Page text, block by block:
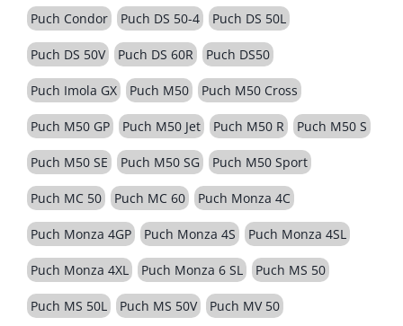
Puch Condor Puch DS 50-4 Puch DS 50L
Puch DS 50V Puch DS 60R Puch DS50
Puch Imola GX Puch M50 Puch M50 Cross
Puch M50 GP Puch M50 Jet Puch M50 R Puch M50 S
Puch M50 SE Puch M50 SG Puch M50 Sport
Puch MC 50 Puch MC 60 Puch Monza 4C
Puch Monza 4GP Puch Monza 4S Puch Monza 4SL
Puch Monza 4XL Puch Monza 6 SL Puch MS 50
Puch MS 50L Puch MS 50V Puch MV 50